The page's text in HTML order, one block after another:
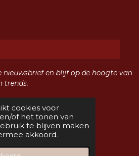
cookies voor
of het tonen van
te blijven maken
akkoord.
nieuwsbrief en blijf op de hoogte van
trends.